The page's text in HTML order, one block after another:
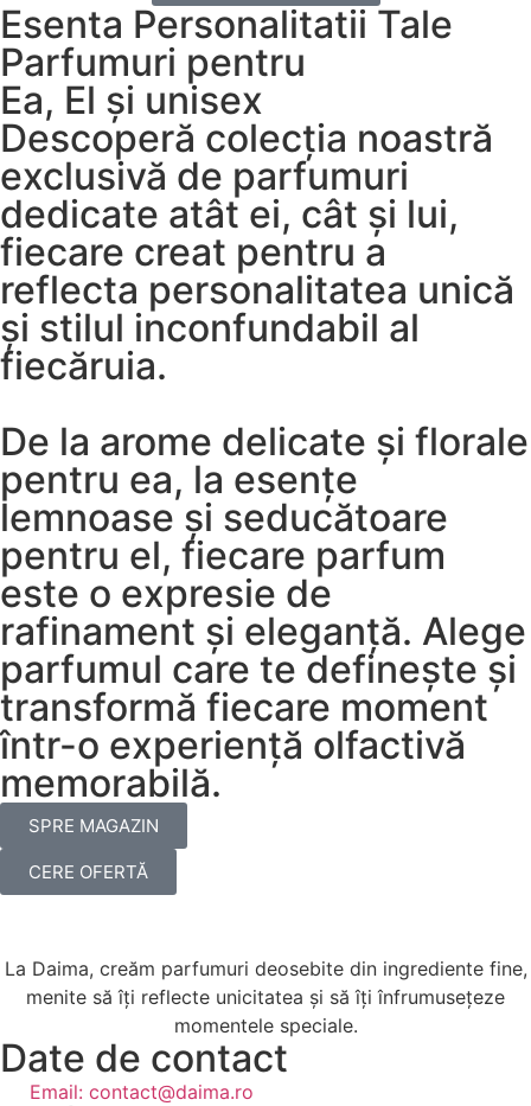
Esenta Personalitatii Tale
Parfumuri pentru
Ea, El și unisex
Descoperă colecția noastră
exclusivă de parfumuri
dedicate atât ei, cât și lui,
fiecare creat pentru a
reflecta personalitatea unică
și stilul inconfundabil al
fiecăruia.
De la arome delicate și florale
pentru ea, la esențe
lemnoase și seducătoare
pentru el, fiecare parfum
este o expresie de
rafinament și eleganță. Alege
parfumul care te definește și
transformă fiecare moment
într-o experiență olfactivă
memorabilă.
SPRE MAGAZIN
CERE OFERTĂ
La Daima, creăm parfumuri deosebite din ingrediente fine,
menite să îți reflecte unicitatea și să îți înfrumusețeze
momentele speciale.
Date de contact
Email: contact@daima.ro